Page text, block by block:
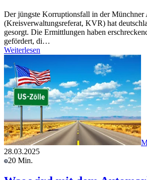
Der jüngste Korruptionsfall in der Münchner
(Kreisverwaltungsreferat, KVR) hat
gesorgt. Die Ermittlungen haben
gefördert, di…
Weiterlesen
28.03.2025
20 Min.